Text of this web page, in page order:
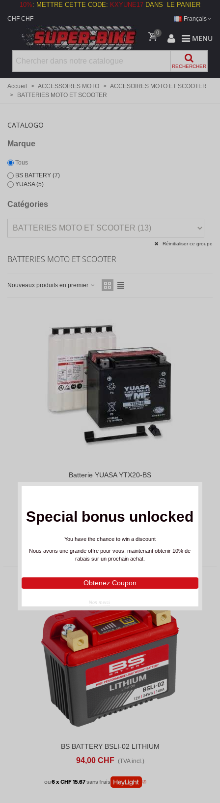
Special bonus unlocked
You have the chance to win a discount
Nous avons une grande offre pour vous. maintenant obtenir 10% de
rabais sur un prochain achat.
Obtenez Coupon
Non merci
10%: METTRE CETTE CODE: KXYUNE17 DANS LE PANIER
CHF CHF Français
0
MENU
RECHERCHER
Accueil > ACCESSOIRES MOTO > ACCESOIRES MOTO ET SCOOTER
>
BATTERIES MOTO ET SCOOTER
CATALOGO
Marque
Tous
BS BATTERY (7)
YUASA(5)
Catégories
Réinitialiser ce groupe
BATTERIES MOTO ET SCOOTER
Nouveaux produits en premier
Batterie YUASA YTX20-BS
6 x CHF 27.00
AJOUTER AU PANIER
BS BATTERY BSLI-02 LITHIUM
94,00 CHF (TVA incl.)
ou6 x CHF 15.67sans frais